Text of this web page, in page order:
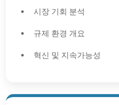
시장 기회 분석
규제 환경 개요
혁신 및 지속가능성